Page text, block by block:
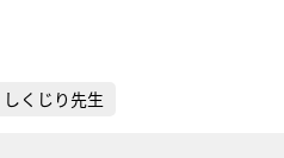
しくじり先生